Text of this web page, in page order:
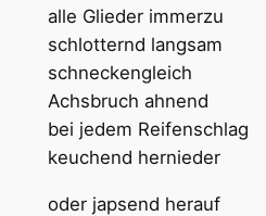
alle Glieder immerzu
schlotternd langsam
schneckengleich
Achsbruch ahnend
bei jedem Reifenschlag
keuchend hernieder
oder japsend herauf